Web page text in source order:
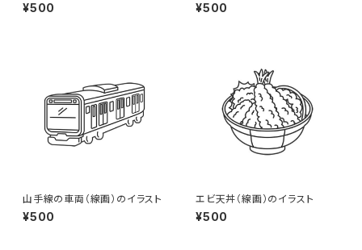
¥500 ¥500
山手線の車両（線画）のイラスト
¥500
エビ天丼（線画）のイラスト
¥500